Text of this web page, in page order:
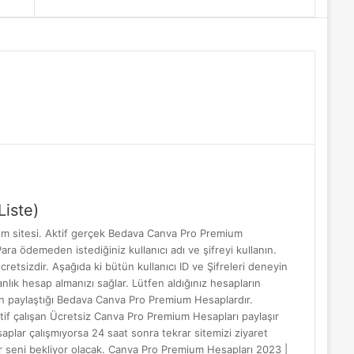
sitesi. Aktif gerçek Bedava Canva Pro Premium
ödemeden istediğiniz kullanıcı adı ve şifreyi kullanın.
Aşağıda ki bütün kullanıcı ID ve Şifreleri deneyin
hesap almanızı sağlar. Lütfen aldığınız hesapların
Bedava Canva Pro Premium Hesaplardır.
Ücretsiz Canva Pro Premium Hesapları paylaşır
çalışmıyorsa 24 saat sonra tekrar sitemizi ziyaret
bekliyor olacak. Canva Pro Premium Hesapları 2023 |